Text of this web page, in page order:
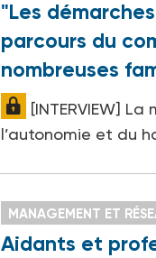
"Les
parcours du
nombreuses
[INTERVIEW]
l’autonomie et du
MANAGEMENT ET
Aidants et